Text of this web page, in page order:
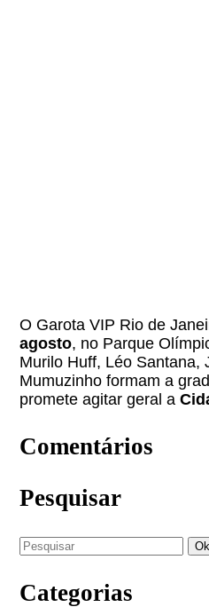
O Garota VIP Rio de
agosto, no Parque
Murilo Huff, Léo Santana,
Mumuzinho formam a
promete agitar geral a
Comentários
Pesquisar
Categorias